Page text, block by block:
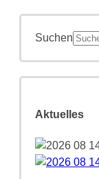
Suchen
Aktuelles